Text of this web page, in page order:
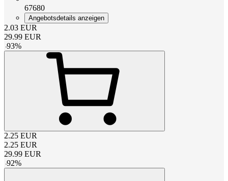
67680
Angebotsdetails anzeigen
2.03 EUR
29.99 EUR
-93%
2.25 EUR
2.25 EUR
29.99 EUR
-92%